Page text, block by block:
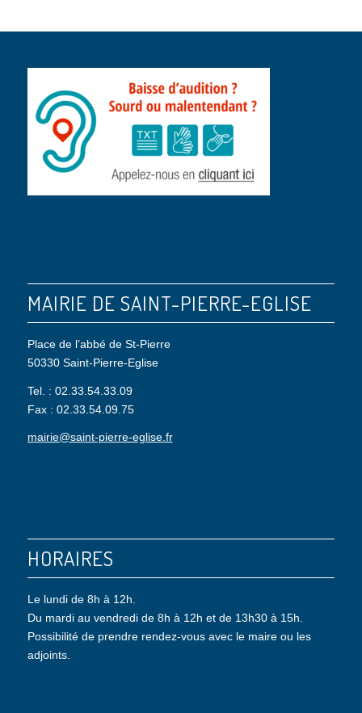
MAIRIE DE SAINT-PIERRE-EGLISE
Place de l’abbé de St-Pierre
50330 Saint-Pierre-Eglise
Tel. : 02.33.54.33.09
Fax : 02.33.54.09.75
mairie@saint-pierre-eglise.fr
HORAIRES
Le lundi de 8h à 12h.
Du mardi au vendredi de 8h à 12h et de 13h30 à 15h.
Possibilité de prendre rendez-vous avec le maire ou les
adjoints.